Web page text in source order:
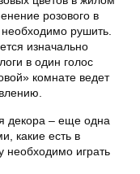
розового в
необходимо рушить.
изначально
в один голос
комнате ведет
декора – еще одна
какие есть в
играть